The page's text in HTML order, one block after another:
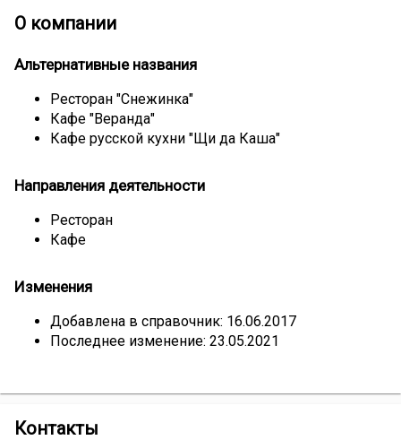
О компании
Альтернативные названия
Ресторан "Снежинка"
Кафе "Веранда"
Кафе русской кухни "Щи да Каша"
Направления деятельности
Ресторан
Кафе
Изменения
Добавлена в справочник: 16.06.2017
Последнее изменение: 23.05.2021
Контакты